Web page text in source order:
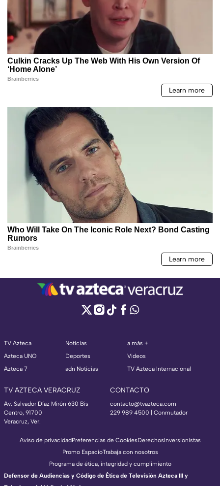
TV Azteca
Azteca UNO
Azteca 7
Noticias
Deportes
adn Noticias
a más +
Videos
TV Azteca Internacional
TV AZTECA VERACRUZ
Av. Salvador Díaz Mirón 630 Bis
Centro, 91700
Veracruz, Ver.
CONTACTO
contacto@tvazteca.com
229 989 4500 | Conmutador
Aviso de privacidadPreferencias de CookiesDerechosInversionistas
Promo EspacioTrabaja con nosotros
Programa de ética, integridad y cumplimiento
Defensor de Audiencias y Código de Ética de Televisión Azteca III y